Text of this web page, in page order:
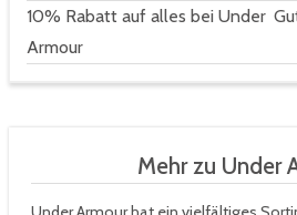
10% Rabatt auf alles bei Under
Armour
Mehr zu Under